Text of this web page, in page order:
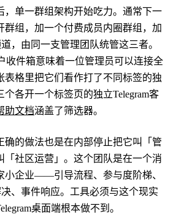
，单一群组架构开始吃力。通常下一
群组，加一个付费成员内圈群组，加
，由同一支管理团队统管这三者。
收件箱意味着一位管理员可以连接全
表格里把它们看作打了不同标签的独
个各开一个标签页的独立Telegram客
助文档涵盖了筛选器。
确的做法也是在内部停止把它叫「管
「社区运营」。这个团队是在一个消
小企业——引导流程、参与度阶梯、
、事件响应。工具必须与这个现实
桌面端根本做不到。